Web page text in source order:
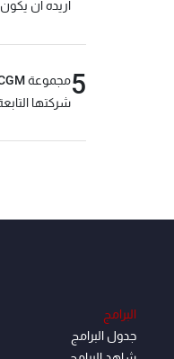
أريده أن
5
البرامج
جدول البرامج